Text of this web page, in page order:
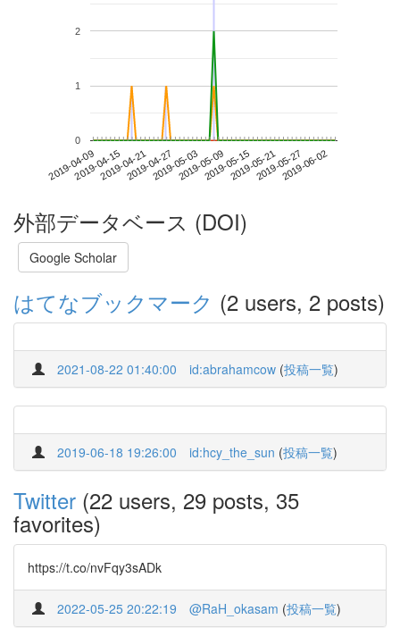
2019-04-092019-04-152019-04-212019-04-272019-05-032019-05-092019-05-152019-05-212019-05-272019-06-02
0
1
2
外部データベース (DOI)
Google Scholar
はてなブックマーク (2 users, 2 posts)
2021-08-22 01:40:00 id:abrahamcow (投稿一覧)
2019-06-18 19:26:00 id:hcy_the_sun (投稿一覧)
Twitter (22 users, 29 posts, 35
favorites)
https://t.co/nvFqy3sADk
2022-05-25 20:22:19 @RaH_okasam (投稿一覧)